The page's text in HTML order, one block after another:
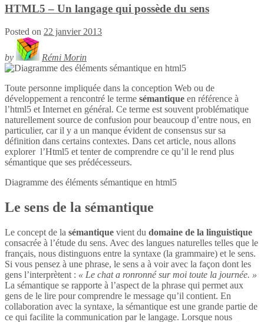
HTML5 – Un langage qui possède du sens
Posted on 22 janvier 2013
by Rémi Morin
Toute personne impliquée dans la conception Web ou de
développement a rencontré le terme sémantique en référence à
l’html5 et Internet en général. Ce terme est souvent problématique
naturellement source de confusion pour beaucoup d’entre nous, en
particulier, car il y a un manque évident de consensus sur sa
définition dans certains contextes. Dans cet article, nous allons
explorer l’Html5 et tenter de comprendre ce qu’il le rend plus
sémantique que ses prédécesseurs.
Diagramme des éléments sémantique en html5
Le sens de la sémantique
Le concept de la sémantique vient du domaine de la linguistique
consacrée à l’étude du sens. Avec des langues naturelles telles que le
français, nous distinguons entre la syntaxe (la grammaire) et le sens.
Si vous pensez à une phrase, le sens a à voir avec la façon dont les
gens l’interprètent : « Le chat a ronronné sur moi toute la journée. »
La sémantique se rapporte à l’aspect de la phrase qui permet aux
gens de le lire pour comprendre le message qu’il contient. En
collaboration avec la syntaxe, la sémantique est une grande partie de
ce qui facilite la communication par le langage. Lorsque nous